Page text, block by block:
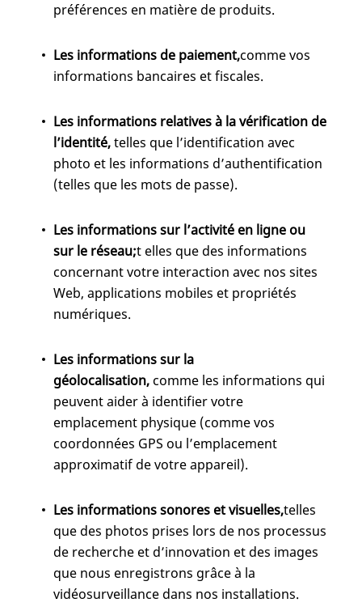
préférences en matière de produits.
Les informations de paiement,comme vos
informations bancaires et fiscales.
Les informations relatives à la vérification de
l’identité,telles que l’identification avec
photo et les informations d’authentification
(telles que les mots de passe).
Les informations sur l’activité en ligne ou
sur le réseau;t elles que des informations
concernant votre interaction avec nos sites
Web, applications mobiles et propriétés
numériques.
Les informations sur la
géolocalisation,comme les informations qui
peuvent aider à identifier votre
emplacement physique (comme vos
coordonnées GPS ou l’emplacement
approximatif de votre appareil).
Les informations sonores et visuelles,telles
que des photos prises lors de nos processus
de recherche et d’innovation et des images
que nous enregistrons grâce à la
vidéosurveillance dans nos installations.